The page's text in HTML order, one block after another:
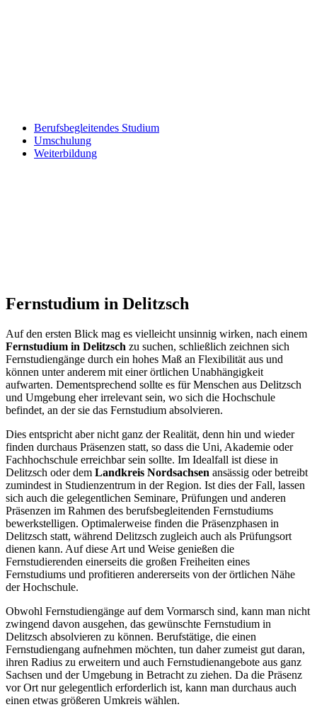
Berufsbegleitendes Studium
Umschulung
Weiterbildung
Fernstudium in Delitzsch
Auf den ersten Blick mag es vielleicht unsinnig wirken, nach einem
Fernstudium in Delitzsch zu suchen, schließlich zeichnen sich
Fernstudiengänge durch ein hohes Maß an Flexibilität aus und
können unter anderem mit einer örtlichen Unabhängigkeit
aufwarten. Dementsprechend sollte es für Menschen aus Delitzsch
und Umgebung eher irrelevant sein, wo sich die Hochschule
befindet, an der sie das Fernstudium absolvieren.
Dies entspricht aber nicht ganz der Realität, denn hin und wieder
finden durchaus Präsenzen statt, so dass die Uni, Akademie oder
Fachhochschule erreichbar sein sollte. Im Idealfall ist diese in
Delitzsch oder dem Landkreis Nordsachsen ansässig oder betreibt
zumindest in Studienzentrum in der Region. Ist dies der Fall, lassen
sich auch die gelegentlichen Seminare, Prüfungen und anderen
Präsenzen im Rahmen des berufsbegleitenden Fernstudiums
bewerkstelligen. Optimalerweise finden die Präsenzphasen in
Delitzsch statt, während Delitzsch zugleich auch als Prüfungsort
dienen kann. Auf diese Art und Weise genießen die
Fernstudierenden einerseits die großen Freiheiten eines
Fernstudiums und profitieren andererseits von der örtlichen Nähe
der Hochschule.
Obwohl Fernstudiengänge auf dem Vormarsch sind, kann man nicht
zwingend davon ausgehen, das gewünschte Fernstudium in
Delitzsch absolvieren zu können. Berufstätige, die einen
Fernstudiengang aufnehmen möchten, tun daher zumeist gut daran,
ihren Radius zu erweitern und auch Fernstudienangebote aus ganz
Sachsen und der Umgebung in Betracht zu ziehen. Da die Präsenz
vor Ort nur gelegentlich erforderlich ist, kann man durchaus auch
einen etwas größeren Umkreis wählen.